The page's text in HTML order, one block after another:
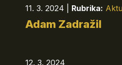
11. 3. 2024 Rubrika:
Adam Zadražil
12. 3. 2024